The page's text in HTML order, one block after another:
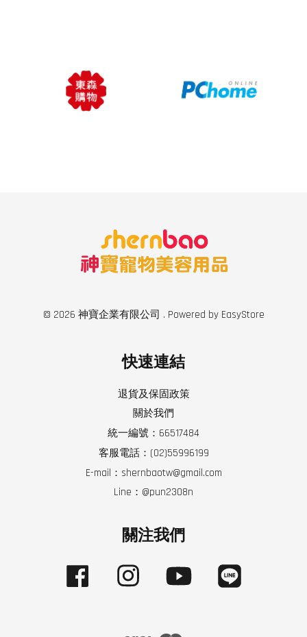
© 2026 神寶企業有限公司 . Powered by EasyStore
快速連結
退貨及保固政策
關於我們
統一編號：66517484
客服電話：(02)55996199
E-mail：shernbaotw@gmail.com
Line：@pun2308n
關注我們
Facebook Instagram YouTube